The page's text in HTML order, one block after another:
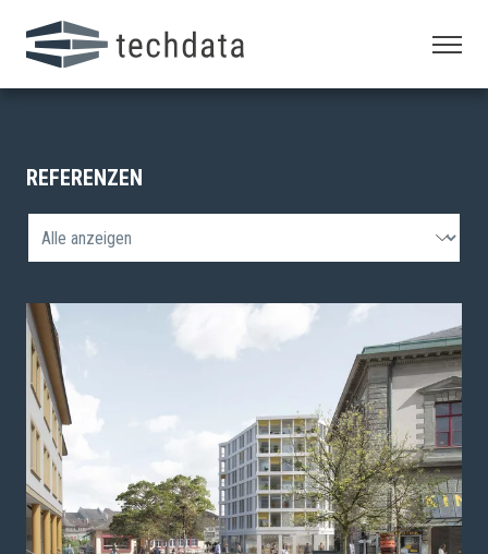
REFERENZEN